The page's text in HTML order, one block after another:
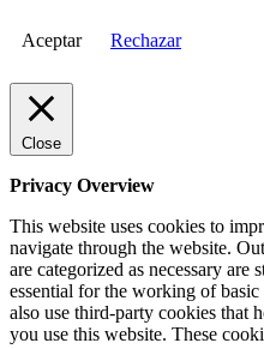
Aceptar Rechazar
Close
Privacy Overview
This website uses cookies to
navigate through the website.
are categorized as necessary are
essential for the working of
also use third-party cookies that
you use this website. These